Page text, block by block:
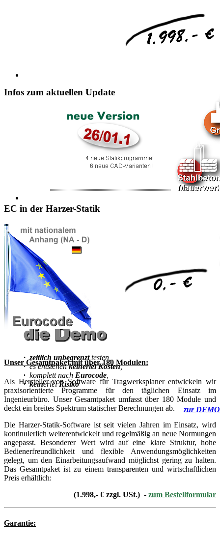
im Gesamtpaket
30 Tage vollesRückgaberecht,
kostenloser Supportper Email ,
keine versteckten Kosten,
Eurocode...
jetzt bestellen!
· Windows8, 8.1,
·Windows
·Windows
· zeitlich unbegrenzttesten,
· es entstehenkeinerlei Kosten,
· komplett nach Eurocode
·keinerleiRisiko
zur DEMO
Infos zum aktuellen Update
EC in der Harzer-Statik
Unser Gesamtpaketmit über 180 Modulen:
Als Hersteller von Software für Tragwerksplaner entwickeln wir
praxisorientierte Programme für den täglichen Einsatz im
Ingenieurbüro. Unser Gesamtpaket umfasst über 180 Module und
deckt ein breites Spektrum statischer Berechnungen ab.
Die Harzer-Statik-Software ist seit vielen Jahren im Einsatz, wird
kontinuierlich weiterentwickelt und regelmäßig an neue Normungen
angepasst. Besonderer Wert wird auf eine klare Struktur, hohe
Bedienerfreundlichkeit und flexible Anwendungsmöglichkeiten
gelegt, um den Einarbeitungsaufwand möglichst gering zu halten.
Das Gesamtpaket ist zu einem transparenten und wirtschaftlichen
Preis erhältlich:
(1.998,- € zzgl. USt.) - zum Bestellformular
Garantie: